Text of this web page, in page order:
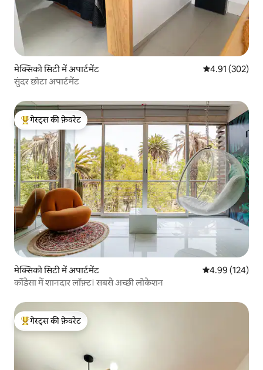
मेक्सिको सिटी में अपार्टमेंट औसत रेटिंग 5 में से
4.91 (302)
सुंदर छोटा अपार्टमेंट
गेस्ट्स का टॉप फ़ेवरेट
गेस्ट्स की फ़ेवरेट
मेक्सिको सिटी में अपार्टमेंट औसत रेटिंग 5 में से
4.99 (124)
कोंडेसा में शानदार लॉफ़्ट। सबसे अच्छी लोकेशन
गेस्ट्स का टॉप फ़ेवरेट
गेस्ट्स की फ़ेवरेट